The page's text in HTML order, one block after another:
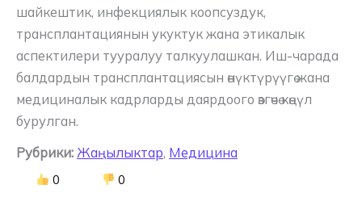
шайкештик, инфекциялык коопсуздук,
трансплантациянын укуктук жана этикалык
аспектилери тууралуу талкуулашкан. Иш-чарада
балдардын трансплантациясын өнүктүрүүгө жана
медициналык кадрларды даярдоого өзгөчө көңүл
бурулган.
Рубрики: Жаңылыктар, Медицина
0 0